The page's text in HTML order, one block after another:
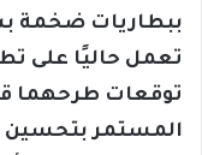
تعمل حاليًا على
توقعات طرحهما
المستمر بتحسين